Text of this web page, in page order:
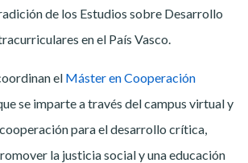
de los Estudios sobre Desarrollo
en el País Vasco.
el Máster en Cooperación
se imparte a través del campus virtual y
para el desarrollo crítica,
la justicia social y una educación